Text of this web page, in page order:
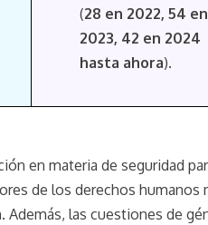
(28 en 2022, 54 en
2023, 42 en 2024
hasta ahora).
en materia de seguridad
de los derechos
las cuestiones de